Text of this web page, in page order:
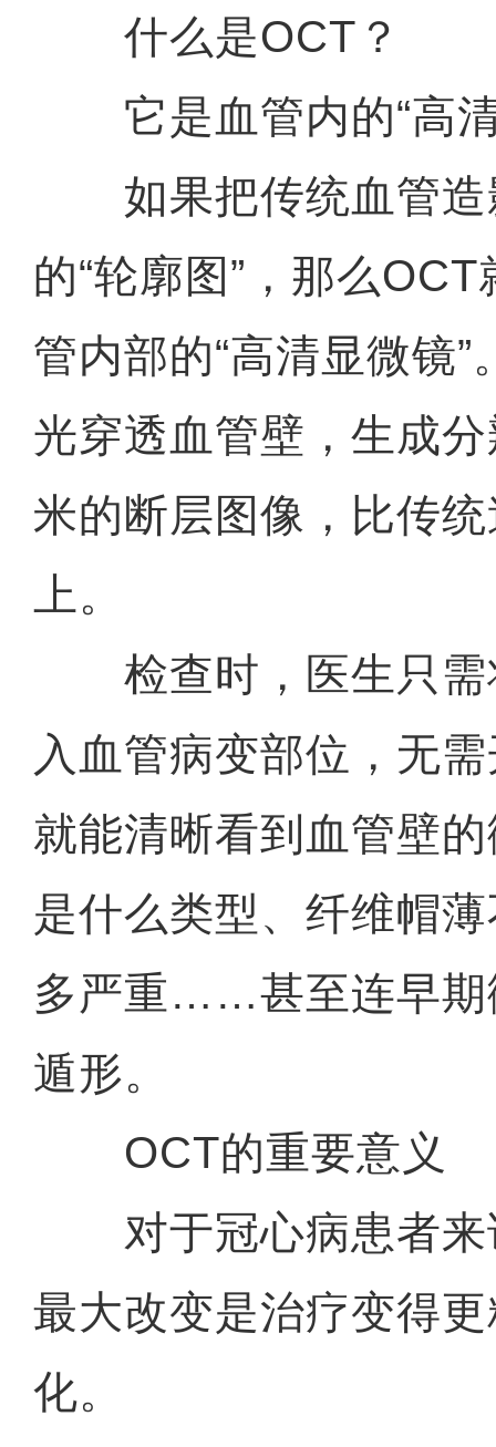
什么是OCT？
它是血管内的“高清
如果把传统血管造
的“轮廓图”，那么
管内部的“高清显微镜
光穿透血管壁，生成
米的断层图像，比传
上。
检查时，医生只需
入血管病变部位，无
就能清晰看到血管壁
是什么类型、纤维帽
多严重……甚至连早期
遁形。
OCT的重要意义
对于冠心病患者来
最大改变是治疗变得
化。